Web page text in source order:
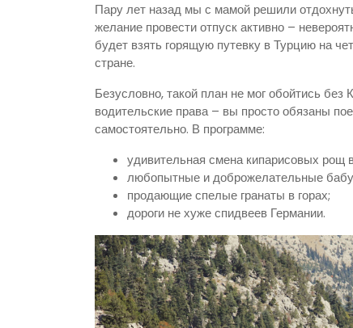
Пару лет назад мы с мамой решили
желание провести отпуск активно –
будет взять горящую путевку в Турцию на
стране.
Безусловно, такой план не мог обойтись
водительские права – вы просто обязаны
самостоятельно. В программе:
удивительная смена кипарисовых рощ
любопытные и доброжелательные
продающие спелые гранаты в горах;
дороги не хуже спидвеев Германии.